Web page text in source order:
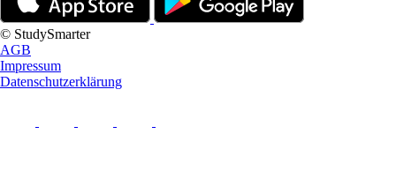
© StudySmarter
AGB
Impressum
Datenschutzerklärung